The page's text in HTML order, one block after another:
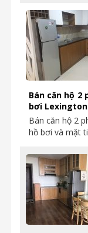
Bán căn hộ 2
bơi Lexington
Bán căn hộ 2
hồ bơi và mặt